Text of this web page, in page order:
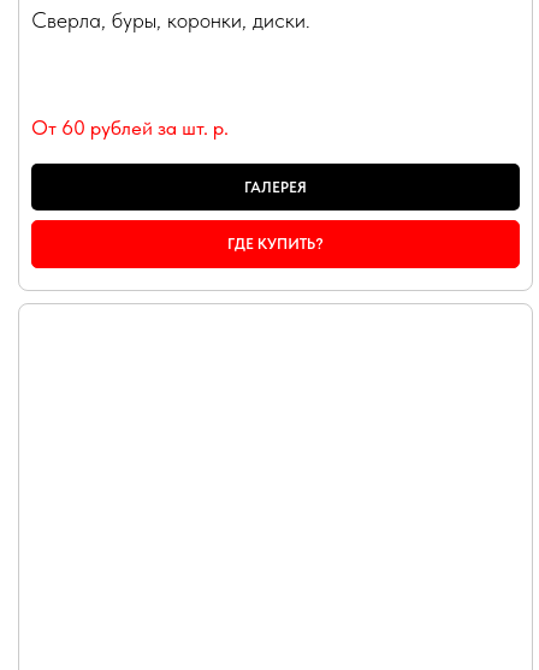
Сверла, буры, коронки, диски.
От 60 рублей за шт. р.
ГАЛЕРЕЯ
ГДЕ КУПИТЬ?